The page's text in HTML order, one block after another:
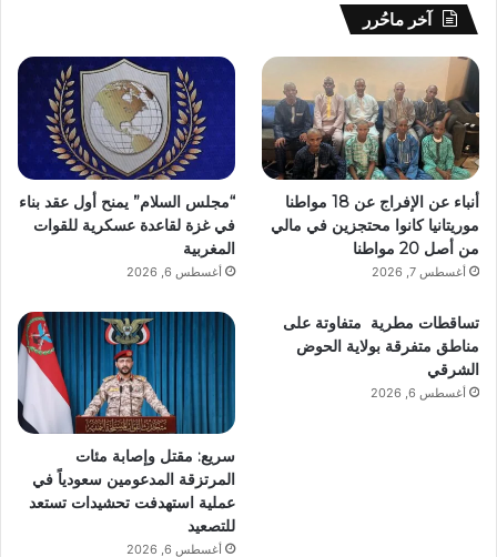
آخر ماحُرر
أنباء عن الإفراج عن 18 مواطنا
موريتانيا كانوا محتجزين في مالي
من أصل 20 مواطنا
أغسطس 7, 2026
“مجلس السلام” يمنح أول عقد بناء
في غزة لقاعدة عسكرية للقوات
المغربية
أغسطس 6, 2026
تساقطات مطرية متفاوتة على
مناطق متفرقة بولاية الحوض
الشرقي
أغسطس 6, 2026
سريع: مقتل وإصابة مئات
المرتزقة المدعومين سعودياً في
عملية استهدفت تحشيدات تستعد
للتصعيد
أغسطس 6, 2026